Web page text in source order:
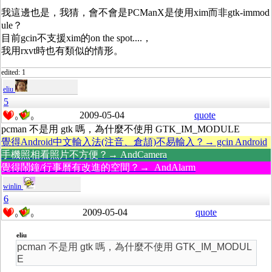
我這邊也是，我猜，會不會是PCManX是使用xim而非gtk-immod
ule？
目前gcin不支援xim的on the spot....，
我用rxvt時也有類似的情形。
edited: 1
eliu
5
0 0 2009-05-04
quote
pcman 不是用 gtk 嗎，為什麼不使用 GTK_IM_MODULE
覺得Android中文輸入法(注音、倉頡)不易輸入？→ gcin Android
手機照相看照片不方便？→ AndCamera
覺得鬧鐘/行事曆有改進的空間？→ AndAlarm
winlin
6
0 0 2009-05-04 quote
eliu
pcman 不是用 gtk 嗎，為什麼不使用 GTK_IM_MODUL
E